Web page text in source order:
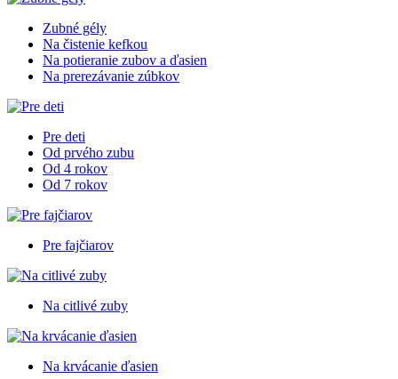
Zubné gély
Na čistenie kefkou
Na potieranie zubov a ďasien
Na prerezávanie zúbkov
Pre deti
Od prvého zubu
Od 4 rokov
Od 7 rokov
Pre fajčiarov
Na citlivé zuby
Na krvácanie ďasien